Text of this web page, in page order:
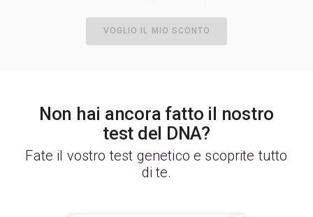
VOGLIO IL MIO SCONTO
Non hai ancora fatto il nostro
test del DNA?
Fate il vostro test genetico e scoprite tutto
di te.